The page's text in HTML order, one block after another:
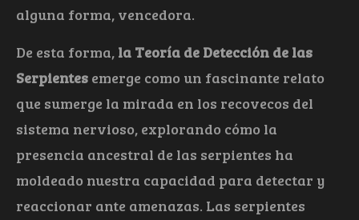
alguna forma, vencedora.
De esta forma, la Teoría de Detección de las
Serpientes emerge como un fascinante relato
que sumerge la mirada en los recovecos del
sistema nervioso, explorando cómo la
presencia ancestral de las serpientes ha
moldeado nuestra capacidad para detectar y
reaccionar ante amenazas. Las serpientes